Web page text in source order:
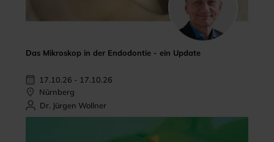
Das Mikroskop in der Endodontie - ein Update
17.10.26 - 17.10.26
Nürnberg
Dr. Jürgen Wollner